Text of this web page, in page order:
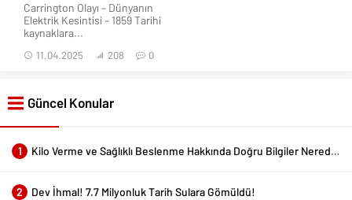
Carrington Olayı – Dünyanın
Elektrik Kesintisi – 1859 Tarihi
kaynaklara...
11.04.2025 208 0
Güncel Konular
1 Kilo Verme ve Sağlıklı Beslenme Hakkında Doğru Bilgiler Nerede Bulunur?
2 Dev İhmal! 7.7 Milyonluk Tarih Sulara Gömüldü!